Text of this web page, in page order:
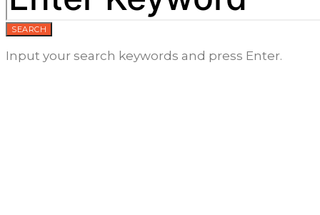
SEARCH
Input your search keywords and press Enter.